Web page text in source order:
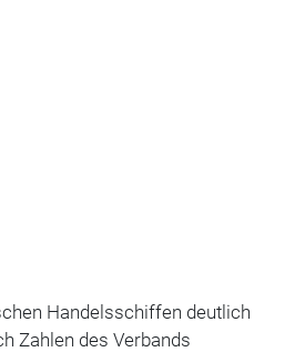
Handelsschiffen deutlich
Zahlen des Verbands